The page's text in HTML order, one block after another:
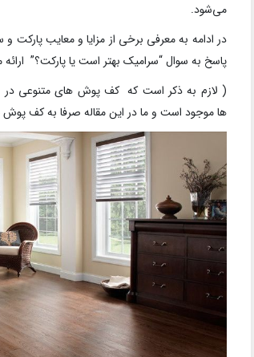
می‌شود.
در ادامه به معرفی برخی از مزایا و معایب
پاسخ به سوال “سرامیک بهتر است یا پارکت؟”
ها موجود است و ما در این مقاله صرفا به کف پوش